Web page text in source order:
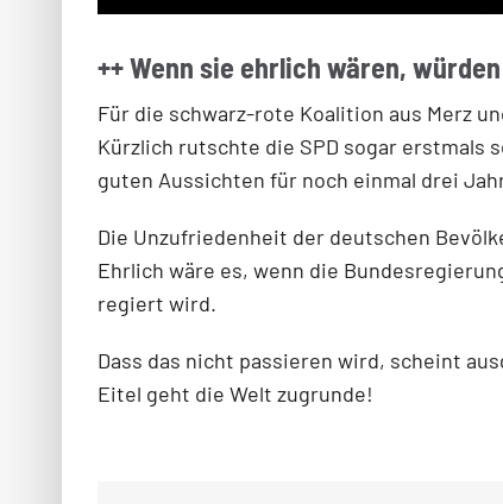
++ Wenn sie ehrlich wären,
Für die schwarz-rote Koalition aus Merz
Kürzlich rutschte die SPD sogar erstmals
guten Aussichten für noch einmal drei
Die Unzufriedenheit der deutschen
Ehrlich wäre es, wenn die
regiert wird.
Dass das nicht passieren wird, scheint
Eitel geht die Welt zugrunde!